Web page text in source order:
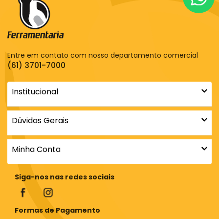
Entre em contato com nosso departamento comercial
(61) 3701-7000
Institucional
Dúvidas Gerais
Minha Conta
Siga-nos nas redes sociais
Formas de Pagamento